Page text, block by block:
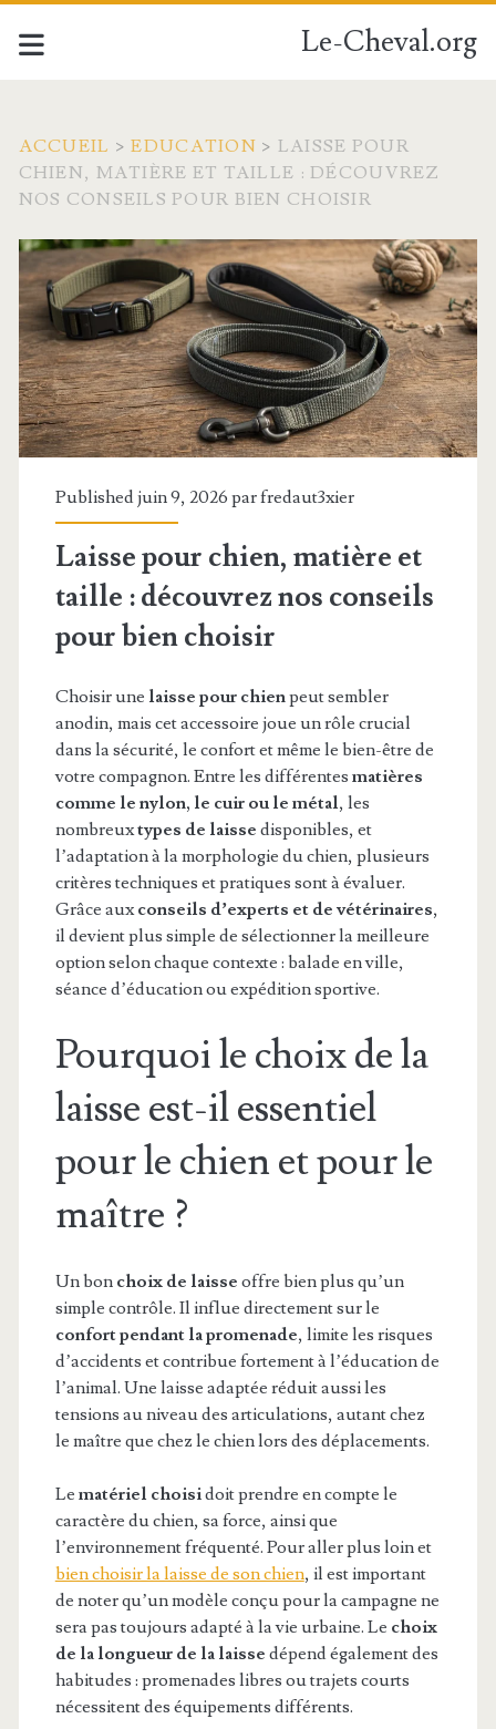
Le-Cheval.org
ACCUEIL >EDUCATION > LAISSE POUR
CHIEN, MATIÈRE ET TAILLE : DÉCOUVREZ
NOS CONSEILS POUR BIEN CHOISIR
Published juin 9, 2026 parfredaut3xier
Laisse pour chien, matière et
taille : découvrez nos conseils
pour bien choisir
Choisir une laisse pour chienpeut sembler
anodin, mais cet accessoire joue un rôle crucial
dans la sécurité, le confort et même le bien-être de
votre compagnon. Entre les différentes matières
comme le nylon, le cuir ou le métal, les
nombreuxtypes de laisse disponibles, et
l’adaptation à la morphologie du chien, plusieurs
critères techniques et pratiques sont à évaluer.
Grâce auxconseils d’experts et de vétérinaires,
il devient plus simple de sélectionner la meilleure
option selon chaque contexte : balade en ville,
séance d’éducation ou expédition sportive.
Pourquoi le choix de la
laisse est-il essentiel
pour le chien et pour le
maître ?
Un bon choix de laisse offre bien plus qu’un
simple contrôle. Il influe directement sur le
confort pendant la promenade, limite les risques
d’accidents et contribue fortement à l’éducation de
l’animal. Une laisse adaptée réduit aussi les
tensions au niveau des articulations, autant chez
le maître que chez le chien lors des déplacements.
Le matériel choisidoit prendre en compte le
caractère du chien, sa force, ainsi que
l’environnement fréquenté. Pour aller plus loin et
bien choisir la laisse de son chien, il est important
de noter qu’un modèle conçu pour la campagne ne
sera pas toujours adapté à la vie urbaine. Le choix
de la longueur de la laisse dépend également des
habitudes : promenades libres ou trajets courts
nécessitent des équipements différents.